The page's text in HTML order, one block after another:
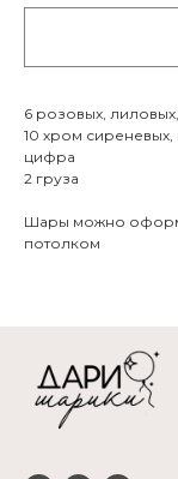
6 розовых,
10 хром
цифра
2 груза
Шары можно
потолком